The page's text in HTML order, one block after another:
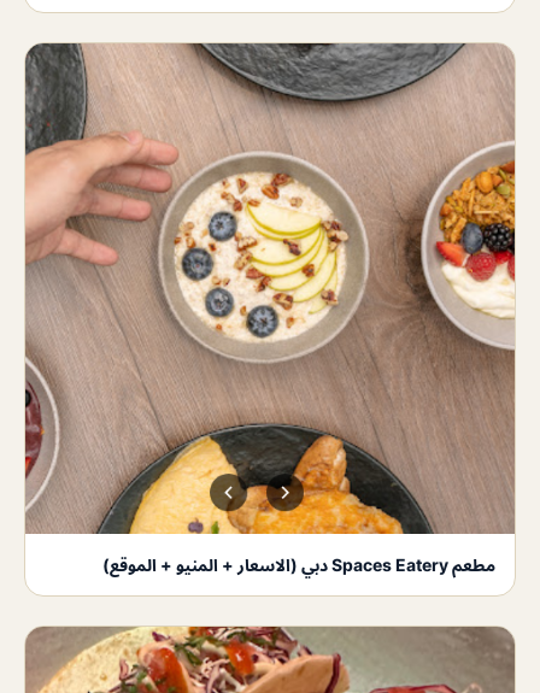
مطعم Spaces Eatery دبي (الاسعار + المنيو + الموقع)